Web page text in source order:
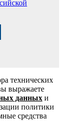
технических
выражаете
данных и
политики
средства